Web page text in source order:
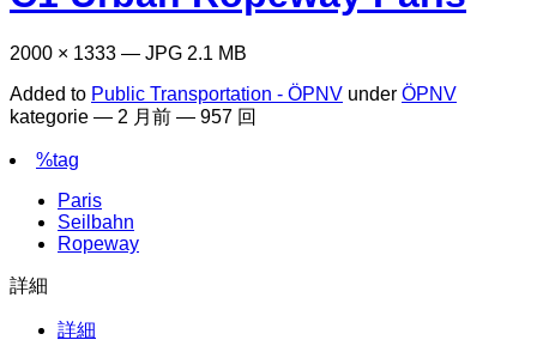
2000 × 1333 — JPG 2.1 MB
Added to Public Transportation - ÖPNV under ÖPNV
kategorie — 2 月前 — 957 回
%tag
Paris
Seilbahn
Ropeway
詳細
詳細